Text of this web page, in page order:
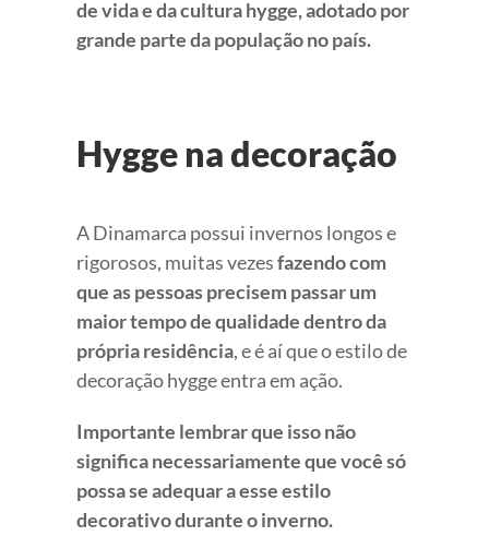
de vida e da cultura hygge, adotado por
grande parte da população no país.
Hygge na decoração
A Dinamarca possui invernos longos e
rigorosos, muitas vezesfazendo com
que as pessoas precisem passar um
maior tempo de qualidade dentro da
própria residência, e é aí que o estilo de
decoração hygge entra em ação.
Importante lembrar que isso não
significa necessariamente que você só
possa se adequar a esse estilo
decorativo durante o inverno.